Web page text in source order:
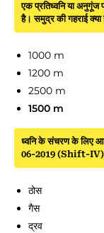
एक प्रतिध्वनि या अनुगूंज
है। समुद्र की गहराई
1000 m
1200 m
2500 m
1500 m
ध्वनि के संचरण के लिए
06-2019 (Shift-
ठोस
गैस
द्रव